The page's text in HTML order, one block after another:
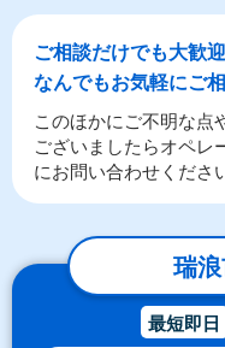
ご相談だけでも大歓
なんでもお気軽にご
このほかにご不明な点
ございましたらオペレ
にお問い合わせください
瑞
最短即日